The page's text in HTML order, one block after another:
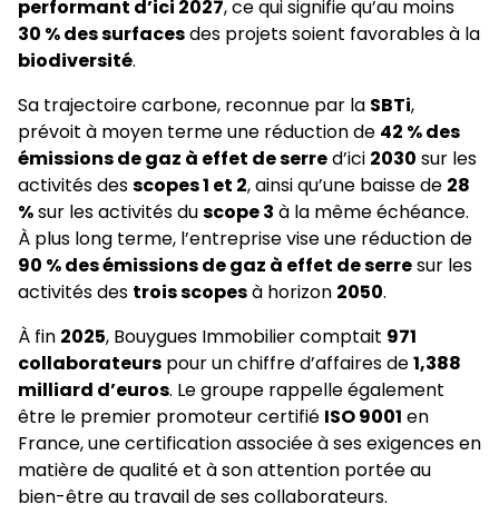
performant d’ici 2027, ce qui signifie qu’au moins
30 % des surfacesdes projets soient favorables à la
biodiversité.
Sa trajectoire carbone, reconnue par la SBTi,
prévoit à moyen terme une réduction de 42 % des
émissions de gaz à effet de serred’ici 2030 sur les
activités desscopes 1 et 2, ainsi qu’une baisse de 28
%sur les activités duscope 3 à la même échéance.
À plus long terme, l’entreprise vise une réduction de
90 % des émissions de gaz à effet de serresur les
activités des trois scopesà horizon 2050.
À fin 2025, Bouygues Immobilier comptait 971
collaborateurs pour un chiffre d’affaires de1,388
milliard d’euros. Le groupe rappelle également
être le premier promoteur certifié ISO 9001 en
France, une certification associée à ses exigences en
matière de qualité et à son attention portée au
bien-être au travail de ses collaborateurs.